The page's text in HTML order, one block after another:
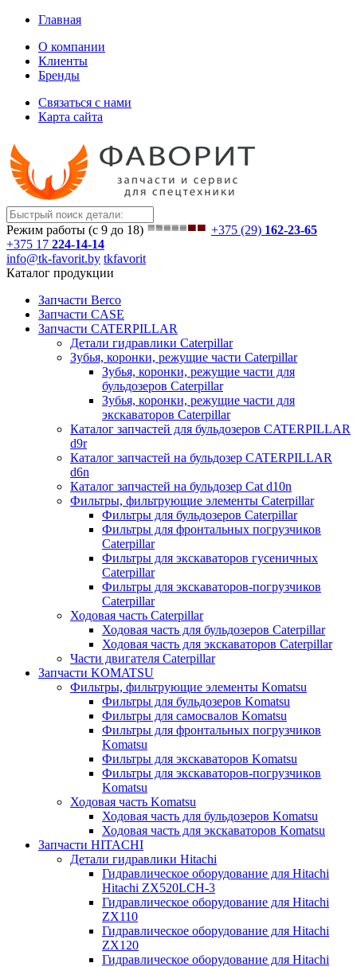
Главная
О компании
Клиенты
Бренды
Связаться с нами
Карта сайта
Режим работы (с 9 до 18) +375 (29) 162-23-65
+375 17 224-14-14
info@tk-favorit.by tkfavorit
Каталог продукции
Запчасти Berco
Запчасти CASE
Запчасти CATERPILLAR
Детали гидравлики Caterpillar
Зубья, коронки, режущие части Caterpillar
Зубья, коронки, режущие части для
бульдозеров Caterpillar
Зубья, коронки, режущие части для
экскаваторов Caterpillar
Каталог запчастей для бульдозеров CATERPILLAR
d9r
Каталог запчастей на бульдозер CATERPILLAR
d6n
Каталог запчастей на бульдозер Сat d10n
Фильтры, фильтрующие элементы Caterpillar
Фильтры для бульдозеров Caterpillar
Фильтры для фронтальных погрузчиков
Caterpillar
Фильтры для экскаваторов гусеничных
Caterpillar
Фильтры для экскаваторов-погрузчиков
Caterpillar
Ходовая часть Caterpillar
Ходовая часть для бульдозеров Caterpillar
Ходовая часть для экскаваторов Caterpillar
Части двигателя Caterpillar
Запчасти KOMATSU
Фильтры, фильтрующие элементы Komatsu
Фильтры для бульдозеров Komatsu
Фильтры для самосвалов Komatsu
Фильтры для фронтальных погрузчиков
Komatsu
Фильтры для экскаваторов Komatsu
Фильтры для экскаваторов-погрузчиков
Komatsu
Ходовая часть Komatsu
Ходовая часть для бульдозеров Komatsu
Ходовая часть для экскаваторов Komatsu
Запчасти HITACHI
Детали гидравлики Hitachi
Гидравлическое оборудование для Hitachi
Hitachi ZX520LCH-3
Гидравлическое оборудование для Hitachi
ZX110
Гидравлическое оборудование для Hitachi
ZX120
Гидравлическое оборудование для Hitachi